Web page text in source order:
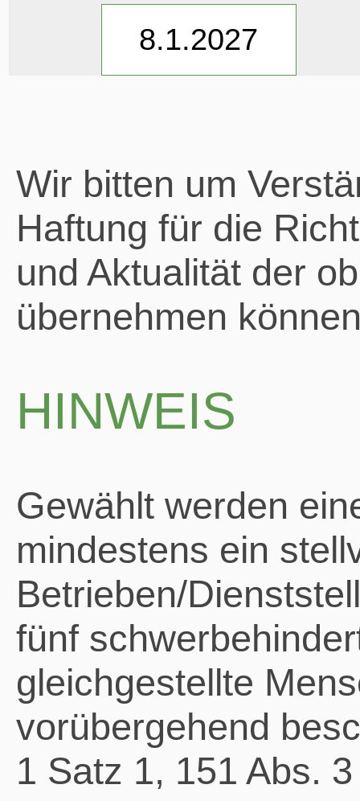
Wir bitten um
Haftung für die
und Aktualität der
übernehmen
HINWEIS
Gewählt werden
mindestens ein
Betrieben/
fünf
gleichgestellte
vorübergehend
1 Satz 1, 151 Abs.